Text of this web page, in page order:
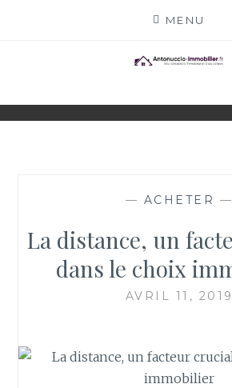
MENU
ACTEURS
— ACHETER —
La distance, un
dans le choix
AVRIL 11, 2019